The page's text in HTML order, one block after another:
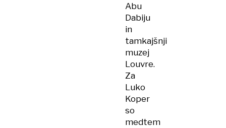
Abu
Dabiju
in
tamkajšnji
muzej
Louvre.
Za
Luko
Koper
so
medtem